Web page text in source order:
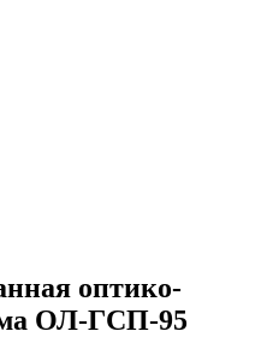
оптико-
ОЛ-ГСП-95